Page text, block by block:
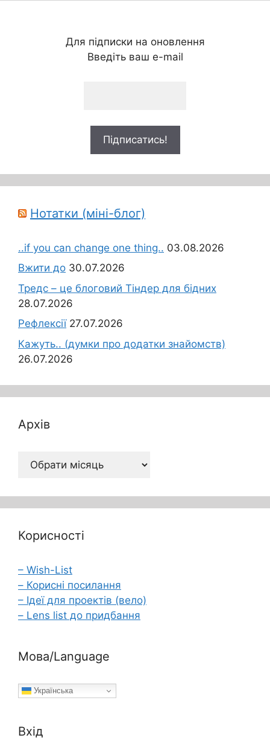
Для підписки на оновлення
Введіть ваш e-mail
Нотатки (міні-блог)
..if you can change one thing.. 03.08.2026
Вжити до 30.07.2026
Тредс – це блоговий Тіндер для бідних
28.07.2026
Рефлексії 27.07.2026
Кажуть.. (думки про додатки знайомств)
26.07.2026
Архів
Архів
Корисності
– Wish-List
– Корисні посилання
– Ідеї для проектів (вело)
– Lens list до придбання
Мова/Language
Українська
Вхід